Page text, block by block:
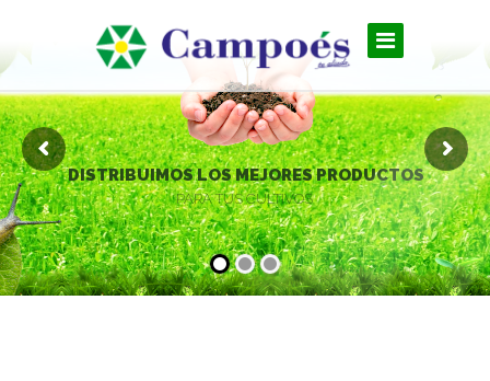
DISTRIBUIMOSLOSMEJORESPRODUCTOS
PARA TUS CULTIVOS